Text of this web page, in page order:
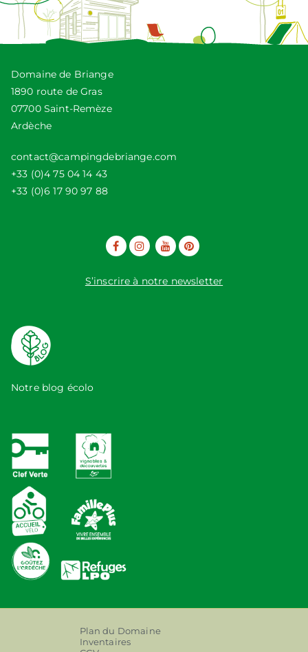
Domaine de Briange
1890 route de Gras
07700 Saint-Remèze
Ardèche
contact@campingdebriange.com
+33 (0)4 75 04 14 43
+33 (0)6 17 90 97 88
S’inscrire à notre newsletter
Notre blog écolo
Plan du Domaine
Inventaires